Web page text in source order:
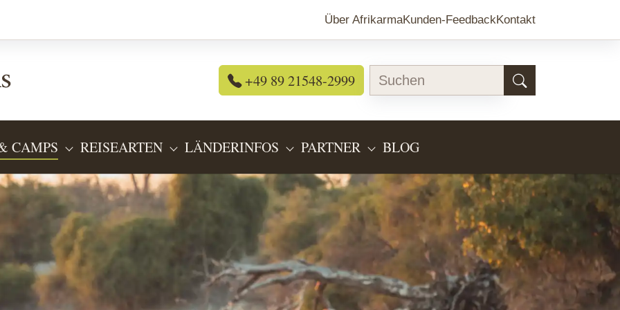
Über AfrikarmaKunden-FeedbackKontakt
+49 89 21548-2999
"REISEANGEBOTE"
CAMPS SUBMENU FOR "LODGES & CAMPS"
REISEARTEN SUBMENU FOR "REISEARTEN"
LÄNDERINFOS SUBMENU FOR "LÄNDERINFOS"
PARTNER SUBMENU FOR "PARTNER"
BLOG